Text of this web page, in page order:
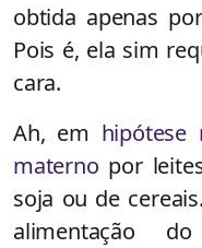
obtida apenas
Pois é, ela sim
cara.
Ah, em hipótese
materno por
soja ou de
alimentação